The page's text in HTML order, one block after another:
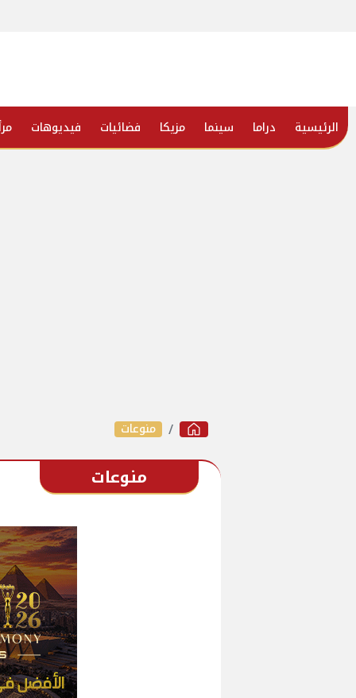
الرئيسية دراما سينما مزيكا فضائيات فيديوهات
منوعات
منوعات